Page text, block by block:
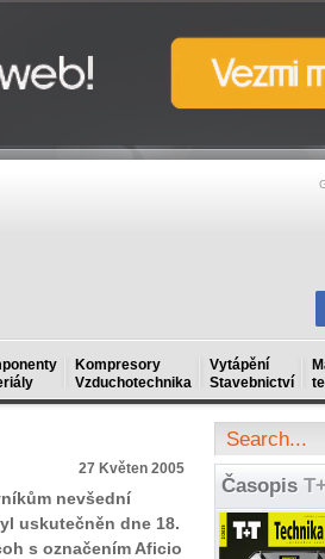
Kompresory
Vzduchotechnika
Vytápění
Stavebnictví
27 Květen 2005
nevšední
uskutečněn dne 18.
s označením Aficio
Časopis